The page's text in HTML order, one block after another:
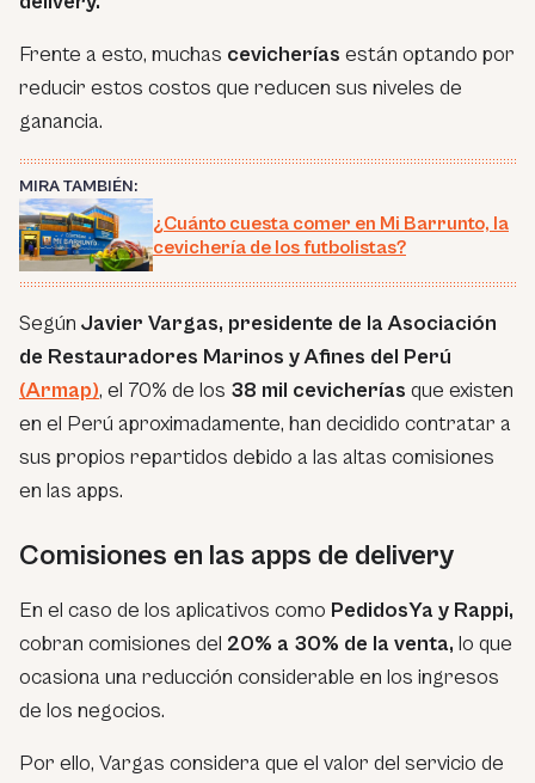
Frente a esto, muchas cevicherías están optando por
reducir estos costos que reducen sus niveles de
ganancia.
MIRA TAMBIÉN:
¿Cuánto cuesta comer en Mi Barrunto, la
cevichería de los futbolistas?
Según Javier Vargas, presidente de la Asociación
de Restauradores Marinos y Afines del Perú
(Armap), el 70% de los 38 mil cevicherías que existen
en el Perú aproximadamente, han decidido contratar a
sus propios repartidos debido a las altas comisiones
en las apps.
Comisiones en las apps de delivery
En el caso de los aplicativos como PedidosYa y Rappi,
cobran comisiones del 20% a 30% de la venta, lo que
ocasiona una reducción considerable en los ingresos
de los negocios.
Por ello, Vargas considera que el valor del servicio de